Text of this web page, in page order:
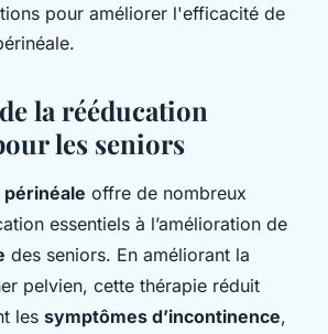
pour améliorer l'efficacité de
la rééducation
les seniors
offre de nombreux
essentiels à l’amélioration de
des seniors. En améliorant la
pelvien, cette thérapie réduit
les symptômes d’incontinence,